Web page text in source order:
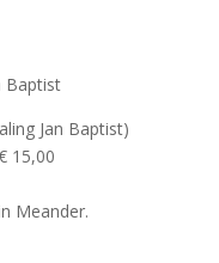
Baptist
Jan Baptist)
15,00
Meander.